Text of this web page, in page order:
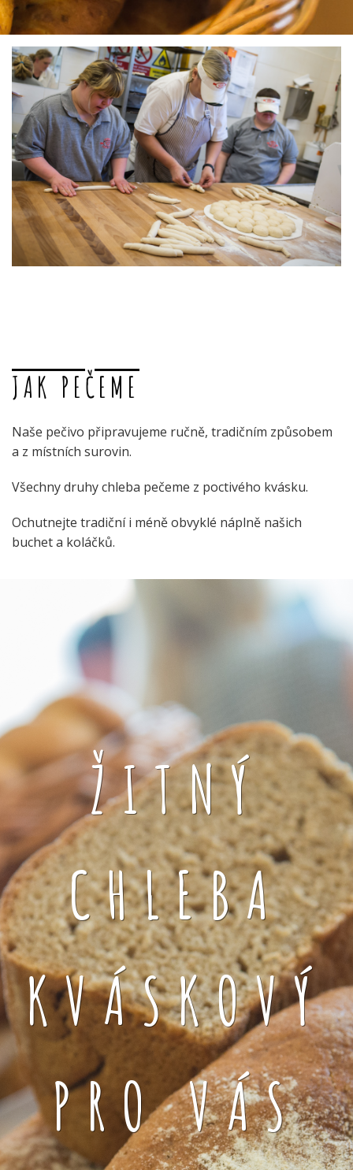
JAK PEČEME
Naše pečivo připravujeme ručně, tradičním způsobem
a z místních surovin.
Všechny druhy chleba pečeme z poctivého kvásku.
Ochutnejte tradiční i méně obvyklé náplně našich
buchet a koláčků.
ŽITNÝ
CHLEBA
KVÁSKOVÝ
PRO VÁS